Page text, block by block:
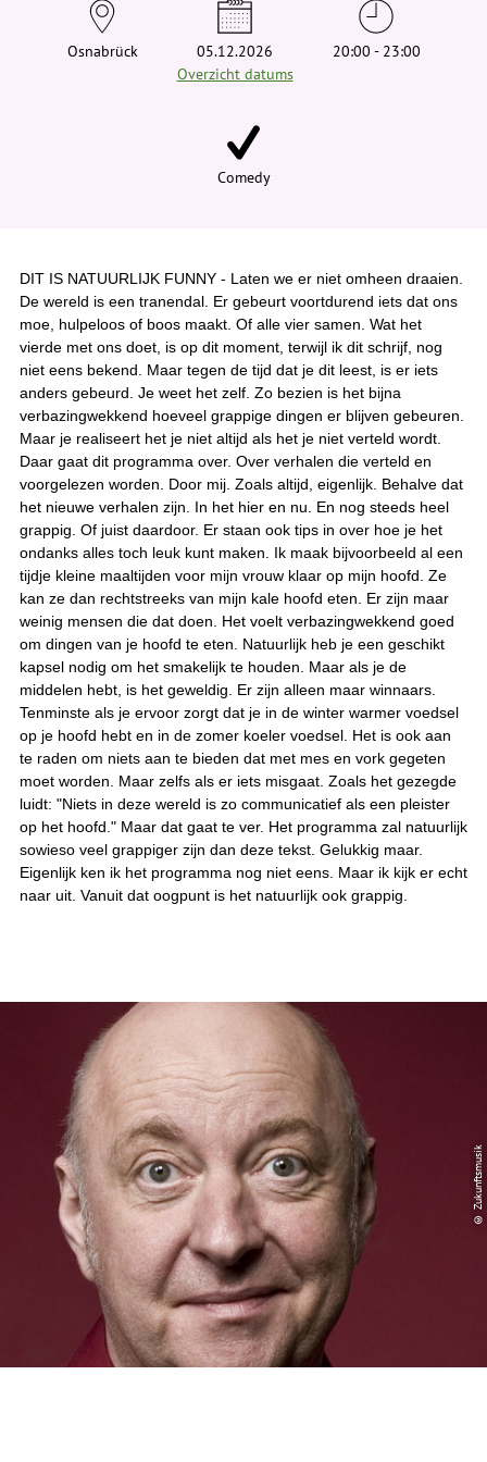
Osnabrück
05.12.2026
Overzicht datums
20:00 - 23:00
Comedy
DIT IS NATUURLIJK FUNNY - Laten we er niet omheen draaien.
De wereld is een tranendal. Er gebeurt voortdurend iets dat ons
moe, hulpeloos of boos maakt. Of alle vier samen. Wat het
vierde met ons doet, is op dit moment, terwijl ik dit schrijf, nog
niet eens bekend. Maar tegen de tijd dat je dit leest, is er iets
anders gebeurd. Je weet het zelf. Zo bezien is het bijna
verbazingwekkend hoeveel grappige dingen er blijven gebeuren.
Maar je realiseert het je niet altijd als het je niet verteld wordt.
Daar gaat dit programma over. Over verhalen die verteld en
voorgelezen worden. Door mij. Zoals altijd, eigenlijk. Behalve dat
het nieuwe verhalen zijn. In het hier en nu. En nog steeds heel
grappig. Of juist daardoor. Er staan ook tips in over hoe je het
ondanks alles toch leuk kunt maken. Ik maak bijvoorbeeld al een
tijdje kleine maaltijden voor mijn vrouw klaar op mijn hoofd. Ze
kan ze dan rechtstreeks van mijn kale hoofd eten. Er zijn maar
weinig mensen die dat doen. Het voelt verbazingwekkend goed
om dingen van je hoofd te eten. Natuurlijk heb je een geschikt
kapsel nodig om het smakelijk te houden. Maar als je de
middelen hebt, is het geweldig. Er zijn alleen maar winnaars.
Tenminste als je ervoor zorgt dat je in de winter warmer voedsel
op je hoofd hebt en in de zomer koeler voedsel. Het is ook aan
te raden om niets aan te bieden dat met mes en vork gegeten
moet worden. Maar zelfs als er iets misgaat. Zoals het gezegde
luidt: "Niets in deze wereld is zo communicatief als een pleister
op het hoofd." Maar dat gaat te ver. Het programma zal natuurlijk
sowieso veel grappiger zijn dan deze tekst. Gelukkig maar.
Eigenlijk ken ik het programma nog niet eens. Maar ik kijk er echt
naar uit. Vanuit dat oogpunt is het natuurlijk ook grappig.
© Zukunftsmusik